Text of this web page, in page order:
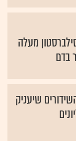
מעלה
בדם
שיעניק